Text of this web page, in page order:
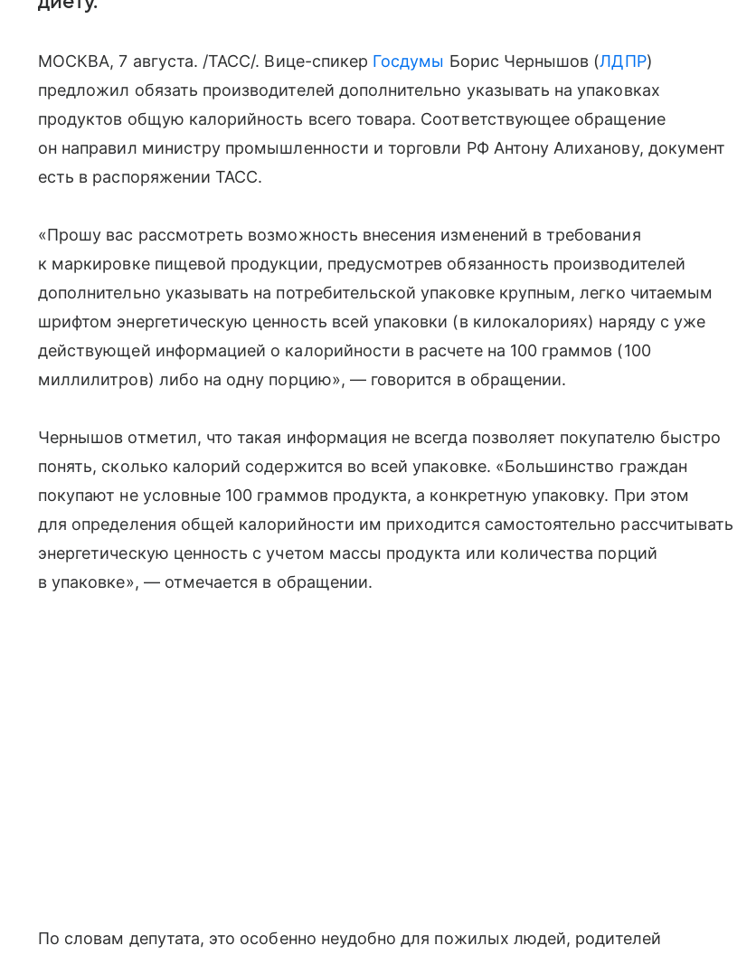
МОСКВА, 7 августа. /ТАСС/. Вице-спикер Госдумы Борис Чернышов (ЛДПР)
предложил обязать производителей дополнительно указывать на упаковках
продуктов общую калорийность всего товара. Соответствующее обращение
он направил министру промышленности и торговли РФ Антону Алиханову, документ
есть в распоряжении ТАСС.
«Прошу вас рассмотреть возможность внесения изменений в требования
к маркировке пищевой продукции, предусмотрев обязанность производителей
дополнительно указывать на потребительской упаковке крупным, легко читаемым
шрифтом энергетическую ценность всей упаковки (в килокалориях) наряду с уже
действующей информацией о калорийности в расчете на 100 граммов (100
миллилитров) либо на одну порцию», — говорится в обращении.
Чернышов отметил, что такая информация не всегда позволяет покупателю быстро
понять, сколько калорий содержится во всей упаковке. «Большинство граждан
покупают не условные 100 граммов продукта, а конкретную упаковку. При этом
для определения общей калорийности им приходится самостоятельно рассчитывать
энергетическую ценность с учетом массы продукта или количества порций
в упаковке», — отмечается в обращении.
По словам депутата, это особенно неудобно для пожилых людей, родителей